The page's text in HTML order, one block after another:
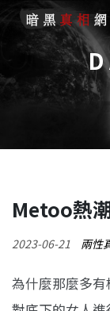
D
Metoo熱
2023-06-21 兩性
為什麼那麼多有